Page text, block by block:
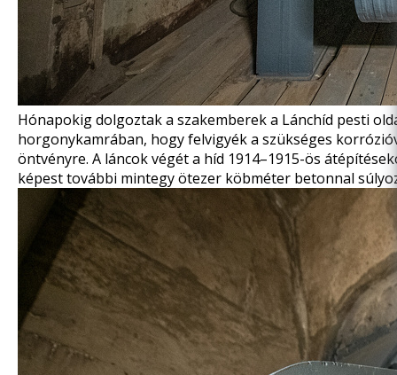
Hónapokig dolgoztak a szakemberek a Lánchíd pesti
horgonykamrában, hogy felvigyék a szükséges
öntvényre. A láncok végét a híd 1914–1915-ös
képest további mintegy ötezer köbméter betonnal